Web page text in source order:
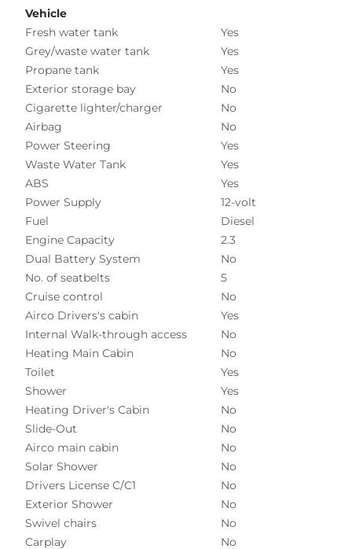
Vehicle
Fresh water tank
Yes
Grey/waste water tank
Yes
Propane tank
Yes
Exterior storage bay
No
Cigarette lighter/charger
No
Airbag
No
Power Steering
Yes
Waste Water Tank
Yes
ABS
Yes
Power Supply
12-volt
Fuel
Diesel
Engine Capacity
2.3
Dual Battery System
No
No. of seatbelts
5
Cruise control
No
Airco Drivers's cabin
Yes
Internal Walk-through access
No
Heating Main Cabin
No
Toilet
Yes
Shower
Yes
Heating Driver's Cabin
No
Slide-Out
No
Airco main cabin
No
Solar Shower
No
Drivers License C/C1
No
Exterior Shower
No
Swivel chairs
No
Carplay
No